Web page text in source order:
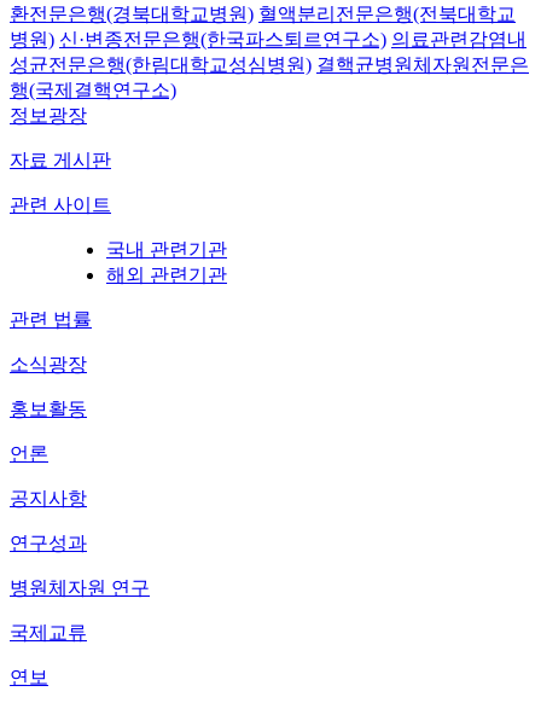
환전문은행(경북대학교병원) 혈액분리전문은행(전북대학교
병원) 신·변종전문은행(한국파스퇴르연구소) 의료관련감염내
성균전문은행(한림대학교성심병원) 결핵균병원체자원전문은
행(국제결핵연구소)
정보광장
자료 게시판
관련 사이트
국내 관련기관
해외 관련기관
관련 법률
소식광장
홍보활동
언론
공지사항
연구성과
병원체자원 연구
국제교류
연보